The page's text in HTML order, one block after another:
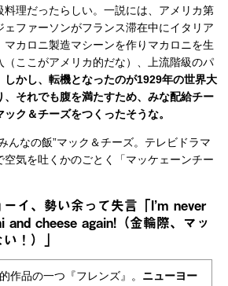
理だったらしい。一説には、アメリカ第
ェファーソンがフランス滞在中にイタリア
カロニ製造マシーンを作りマカロニを生
（ここがアメリカ的だな）、上流階級のパ
しかし、転機となったのが1929年の世界大
それでも腹を満たすため、みな配給チー
ク＆チーズをつくったそうな。
んなの飯”マック＆チーズ。テレビドラマ
気を吐くかのごとく「マッケェーンチー
イ、勢い余って失言「I’m never
cheese again!（金輪際、マッ
！）」
作品の一つ『フレンズ』。 ニューヨー